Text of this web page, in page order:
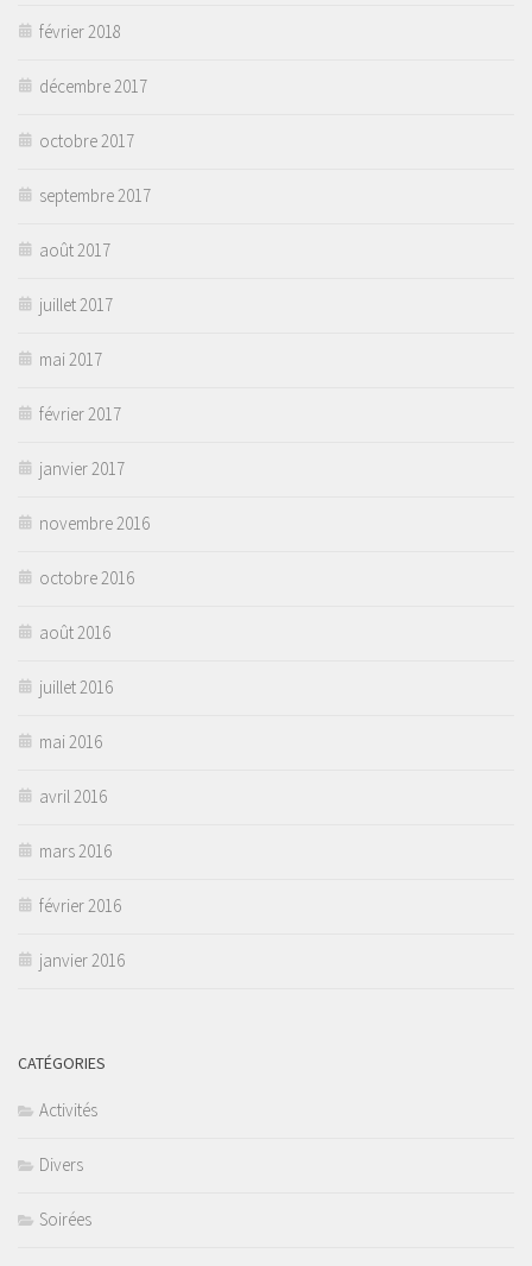
février 2018
décembre 2017
octobre 2017
septembre 2017
août 2017
juillet 2017
mai 2017
février 2017
janvier 2017
novembre 2016
octobre 2016
août 2016
juillet 2016
mai 2016
avril 2016
mars 2016
février 2016
janvier 2016
CATÉGORIES
Activités
Divers
Soirées